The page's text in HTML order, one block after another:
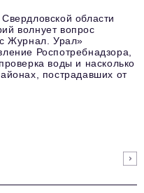
области
волнует вопрос
Журнал. Урал»
Роспотребнадзора,
воды и насколько
пострадавших от